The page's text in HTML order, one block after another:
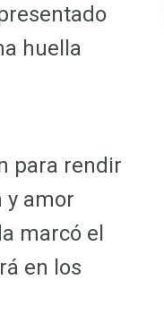
huella
para rendir
y amor
marcó el
en los